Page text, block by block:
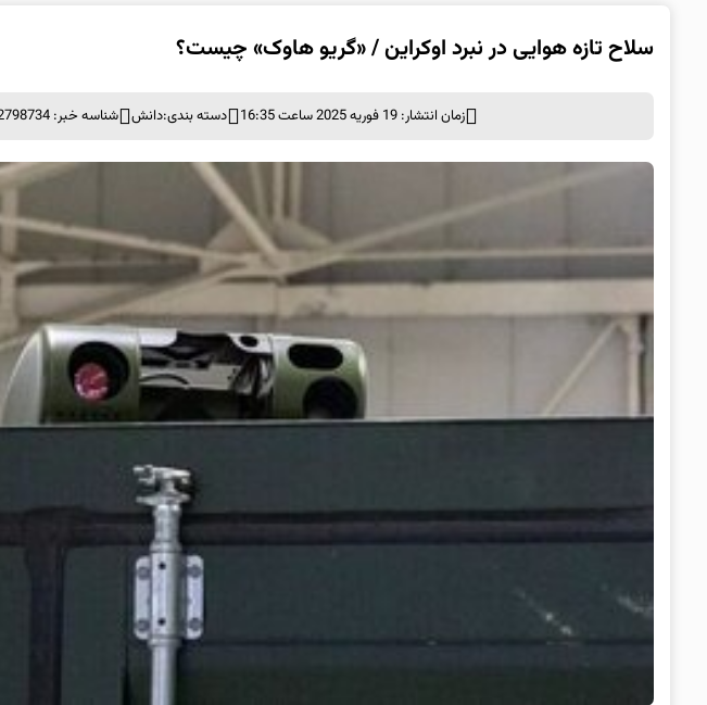
سلاح تازه هوایی در نبرد اوکراین / «گریو هاوک» چیست؟
زمان انتشار: 19 فوریه 2025 ساعت 16:35 دسته بندی:دانش شناسه خبر: 2798734